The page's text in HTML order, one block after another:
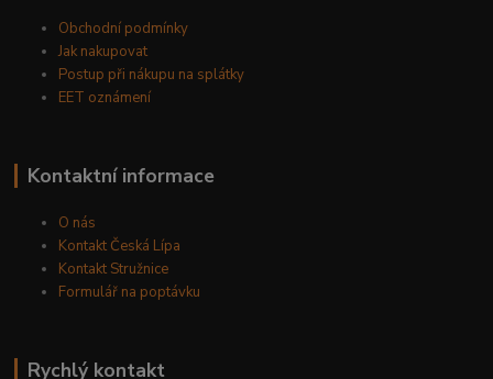
Obchodní podmínky
Jak nakupovat
Postup při nákupu na splátky
EET oznámení
Kontaktní informace
O nás
Kontakt Česká Lípa
Kontakt Stružnice
Formulář na poptávku
Rychlý kontakt